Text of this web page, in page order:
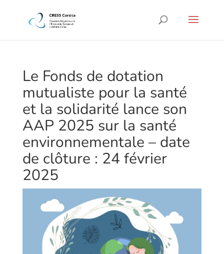
Le Fonds de dotation
mutualiste pour la santé
et la solidarité lance son
AAP 2025 sur la santé
environnementale – date
de clôture : 24 février
2025